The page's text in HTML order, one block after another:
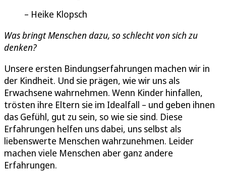
Heike Klopsch
Was bringt Menschen dazu, so schlecht von sich zu
denken?
Unsere ersten Bindungserfahrungen machen wir in
der Kindheit. Und sie prägen, wie wir uns als
Erwachsene wahrnehmen. Wenn Kinder hinfallen,
trösten ihre Eltern sie im Idealfall – und geben ihnen
das Gefühl, gut zu sein, so wie sie sind. Diese
Erfahrungen helfen uns dabei, uns selbst als
liebenswerte Menschen wahrzunehmen. Leider
machen viele Menschen aber ganz andere
Erfahrungen.